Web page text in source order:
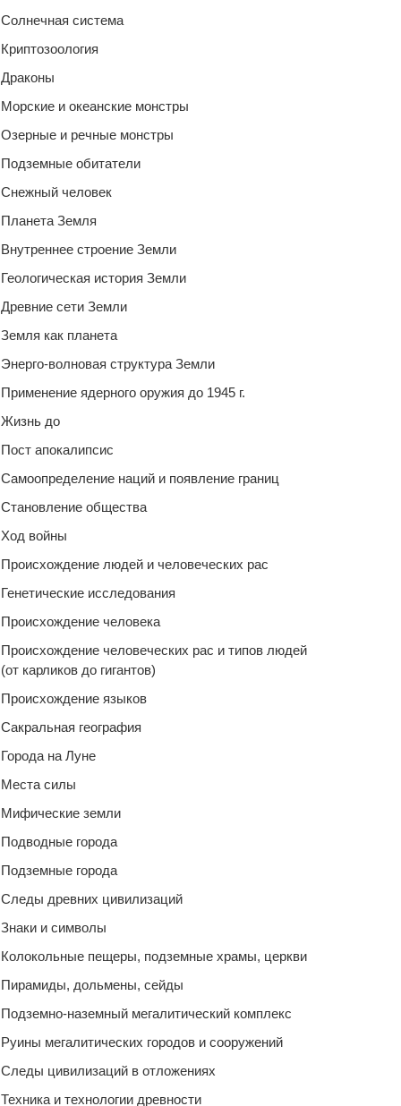
Солнечная система
Криптозоология
Драконы
Морские и океанские монстры
Озерные и речные монстры
Подземные обитатели
Снежный человек
Планета Земля
Внутреннее строение Земли
Геологическая история Земли
Древние сети Земли
Земля как планета
Энерго-волновая структура Земли
Применение ядерного оружия до 1945 г.
Жизнь до
Пост апокалипсис
Самоопределение наций и появление границ
Становление общества
Ход войны
Происхождение людей и человеческих рас
Генетические исследования
Происхождение человека
Происхождение человеческих рас и типов людей
(от карликов до гигантов)
Происхождение языков
Сакральная география
Города на Луне
Места силы
Мифические земли
Подводные города
Подземные города
Следы древних цивилизаций
Знаки и символы
Колокольные пещеры, подземные храмы, церкви
Пирамиды, дольмены, сейды
Подземно-наземный мегалитический комплекс
Руины мегалитических городов и сооружений
Следы цивилизаций в отложениях
Техника и технологии древности